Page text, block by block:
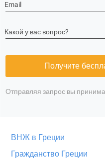
Email
Какой у вас вопрос?
Получите
Отправляя запрос вы
ВНЖ в Греции
Гражданство Греции